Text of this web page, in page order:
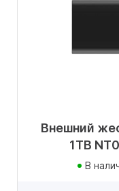
Внешний
1TB
В